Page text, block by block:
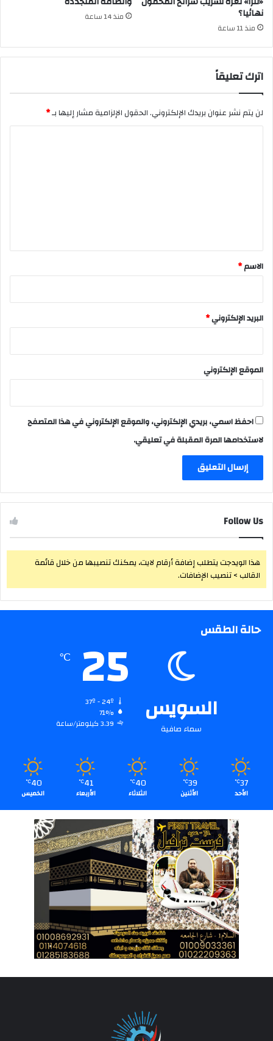
نهائيا؟
منذ 11 ساعة
منذ 14 ساعة
اترك تعليقاً
لن يتم نشر عنوان بريدك الإلكتروني.الحقول الإلزامية مشار إليها بـ*
*
الاسم*
البريد الإلكتروني*
الموقع الإلكتروني
احفظ اسمي، بريدي الإلكتروني، والموقع الإلكتروني في هذا المتصفح
لاستخدامها المرة المقبلة في تعليقي.
Follow Us
هذا الويدجت يتطلب إضافة أرقام لايت، يمكنك تنصيبها من خلال قائمة
القالب > تنصيب الإضافات.
حالة الطقس
السويس
سماء صافية
25
℃
71%
3.39 كيلومتر/ساعة
37
℃
الأحد
39
℃
الأثنين
40
℃
الثلاثاء
41
℃
الأربعاء
40
℃
الخميس